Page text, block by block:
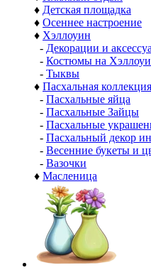
♦ Детская площадка
♦ Осеннее настроение
♦ Хэллоуин
- Декорации и
- Костюмы на
- Тыквы
♦ Пасхальная коллекция
- Пасхальные яйца
- Пасхальные Зайцы
- Пасхальные
- Пасхальный декор
- Весенние букеты и
- Вазочки
♦ Масленица